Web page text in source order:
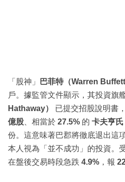
「股神」 巴菲特（Warren Buffett
戶。據監管文件顯示，其投資旗
Hathaway）
已提交招股說明書
億股 、相當於 27.5% 的 卡夫亨
份。這意味著巴郡將徹底退出這
本人視為「並不成功」的投資。
在盤後交易時段急跌 4.9% ，報